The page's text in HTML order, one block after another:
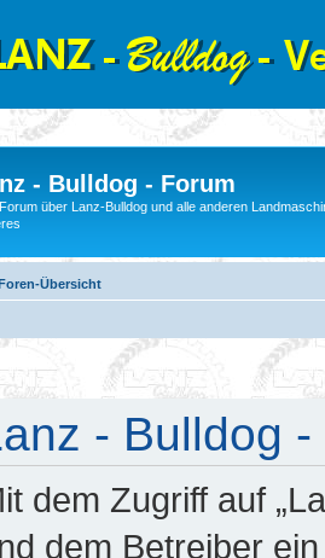
- Bulldog - Forum
über Lanz-Bulldog und alle anderen
Übersicht
- Bulldog
dem Zugriff auf
dem Betreiber